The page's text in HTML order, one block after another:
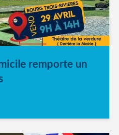
remporte un